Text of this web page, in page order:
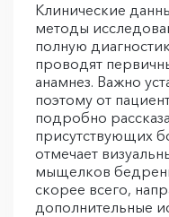
Клинические
методы
полную
проводят
анамнез. Важно
поэтому от
подробно
присутствующих
отмечает
мыщелков
скорее всего,
дополнительные